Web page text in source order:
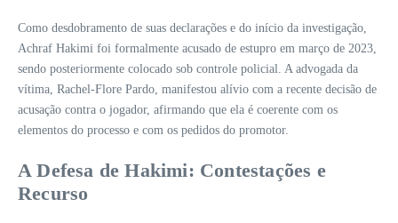
Como desdobramento de suas declarações e do início da investigação,
Achraf Hakimi foi formalmente acusado de estupro em março de 2023,
sendo posteriormente colocado sob controle policial. A advogada da
vítima, Rachel-Flore Pardo, manifestou alívio com a recente decisão de
acusação contra o jogador, afirmando que ela é coerente com os
elementos do processo e com os pedidos do promotor.
A Defesa de Hakimi: Contestações e
Recurso